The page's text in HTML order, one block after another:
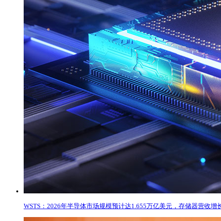
WSTS：2026年半导体市场规模预计达1.655万亿美元，存储器营收增